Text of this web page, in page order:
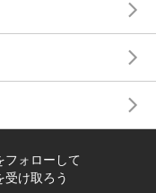
フォローして
受け取ろう